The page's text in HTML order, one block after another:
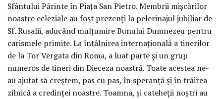
Sfântului Părinte în Piața San Pietro. Membrii mișcărilor
noastre ecleziale au fost prezenți la pelerinajul jubiliar de
Sf. Rusalii, aducând mulțumire Bunului Dumnezeu pentru
carismele primite. La întâlnirea internațională a tinerilor
de la Tor Vergata din Roma, a luat parte și un grup
numeros de tineri din Dieceza noastră. Toate acestea ne-
au ajutat să creștem, pas cu pas, în speranță și în trăirea
zilnică a credinței noastre. Toamna, și cateheții noștri au